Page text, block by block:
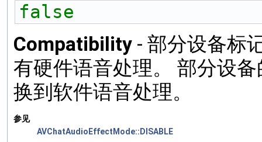
false
Compatibility - 部分设备标
有硬件语音处理。 部分设
换到软件语音处理。
参见
AVChatAudioEffectMode::DISABLE